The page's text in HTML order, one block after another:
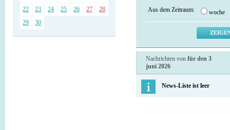
22
23 24 25 26 27
28
29
30
Aus dem Zeitraum: woche
Nachrichten von für den 3
juni 2026
News-Liste ist leer